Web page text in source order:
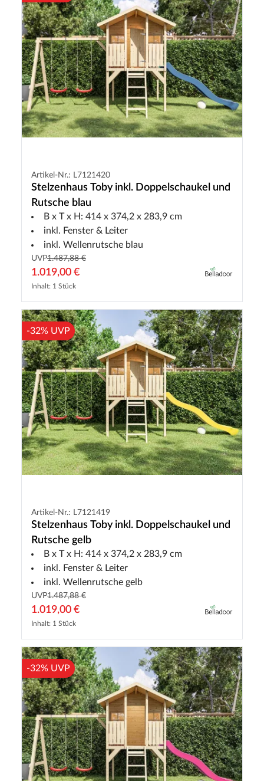
Artikel-Nr.: L7121420
Stelzenhaus Toby inkl. Doppelschaukel und
Rutsche blau
B x T x H: 414 x 374,2 x 283,9 cm
inkl. Fenster & Leiter
inkl. Wellenrutsche blau
UVP1.487,88 €
1.019,00 €
Inhalt: 1 Stück
-32% UVP
Artikel-Nr.: L7121419
Stelzenhaus Toby inkl. Doppelschaukel und
Rutsche gelb
B x T x H: 414 x 374,2 x 283,9 cm
inkl. Fenster & Leiter
inkl. Wellenrutsche gelb
UVP1.487,88 €
1.019,00 €
Inhalt: 1 Stück
-32% UVP